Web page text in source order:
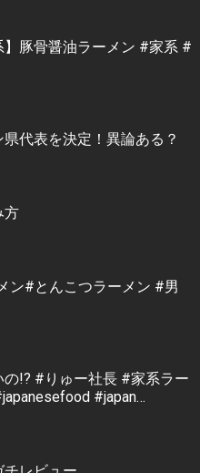
豚骨醤油ラーメン #家系 #
代表を決定！異論ある？
方
ン#とんこつラーメン #男
!? #りゅー社長 #家系ラー